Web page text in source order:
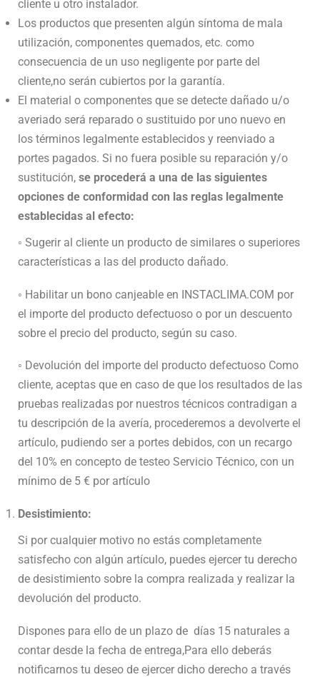
cliente u otro instalador.
Los productos que presenten algún síntoma de mala
utilización, componentes quemados, etc. como
consecuencia de un uso negligente por parte del
cliente,no serán cubiertos por la garantía.
El material o componentes que se detecte dañado u/o
averiado será reparado o sustituido por uno nuevo en
los términos legalmente establecidos y reenviado a
portes pagados. Si no fuera posible su reparación y/o
sustitución, se procederá a una de las siguientes
opciones de conformidad con las reglas legalmente
establecidas al efecto:
◦ Sugerir al cliente un producto de similares o superiores
características a las del producto dañado.
◦ Habilitar un bono canjeable en INSTACLIMA.COM por
el importe del producto defectuoso o por un descuento
sobre el precio del producto, según su caso.
◦ Devolución del importe del producto defectuoso Como
cliente, aceptas que en caso de que los resultados de las
pruebas realizadas por nuestros técnicos contradigan a
tu descripción de la avería, procederemos a devolverte el
artículo, pudiendo ser a portes debidos, con un recargo
del 10% en concepto de testeo Servicio Técnico, con un
mínimo de 5 € por artículo
Desistimiento:
Si por cualquier motivo no estás completamente
satisfecho con algún artículo, puedes ejercer tu derecho
de desistimiento sobre la compra realizada y realizar la
devolución del producto.
Dispones para ello de un plazo de días 15 naturales a
contar desde la fecha de entrega,Para ello deberás
notificarnos tu deseo de ejercer dicho derecho a través